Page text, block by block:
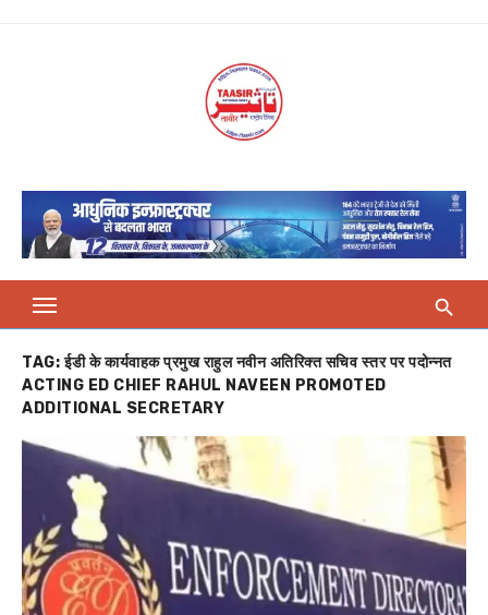
TAG:ईडी के कार्यवाहक प्रमुख राहुल नवीन अतिरिक्त सचिव स्तर पर पदोन्नत
ACTING ED CHIEF RAHUL NAVEEN PROMOTED
ADDITIONAL SECRETARY